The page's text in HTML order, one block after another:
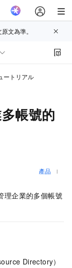
文為準。
ートリアル
帳號的
產品
理企業的多個帳號
Directory）